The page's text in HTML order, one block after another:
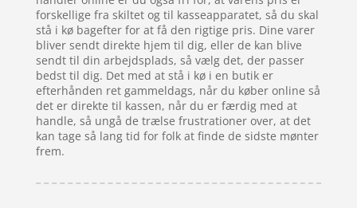
forskellige fra skiltet og til kasseapparatet, så du skal
stå i kø bagefter for at få den rigtige pris. Dine varer
bliver sendt direkte hjem til dig, eller de kan blive
sendt til din arbejdsplads, så vælg det, der passer
bedst til dig. Det med at stå i kø i en butik er
efterhånden ret gammeldags, når du køber online så
det er direkte til kassen, når du er færdig med at
handle, så ungå de trælse frustrationer over, at det
kan tage så lang tid for folk at finde de sidste mønter
frem.